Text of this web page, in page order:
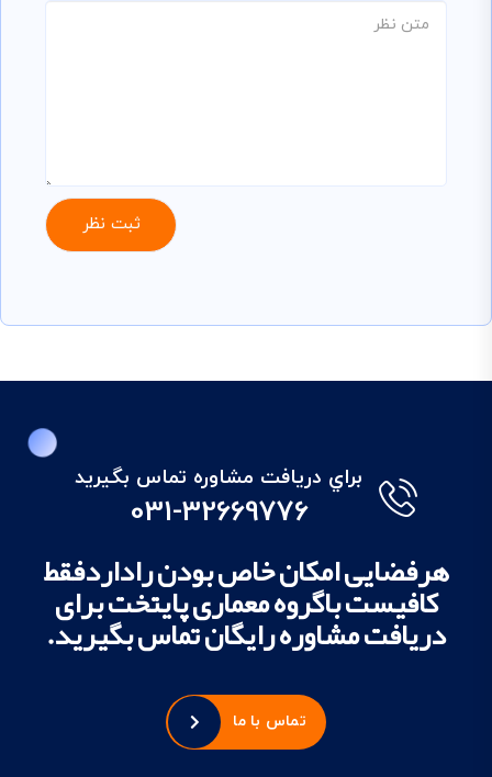
براي دريافت مشاوره تماس بگيريد
031-32669776
هرفضایی امکان خاص بودن راداردفقط
کافیست باگروه معماری پایتخت برای
دریافت مشاوره رایگان تماس بگیرید.
تماس با ما